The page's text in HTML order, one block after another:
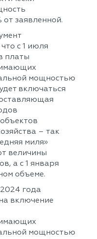
заявленной.
с 1 июля
платы
мощностью
включаться
– так
миля»
величины
а с 1 января
объеме.
2024 года
включение
мощностью